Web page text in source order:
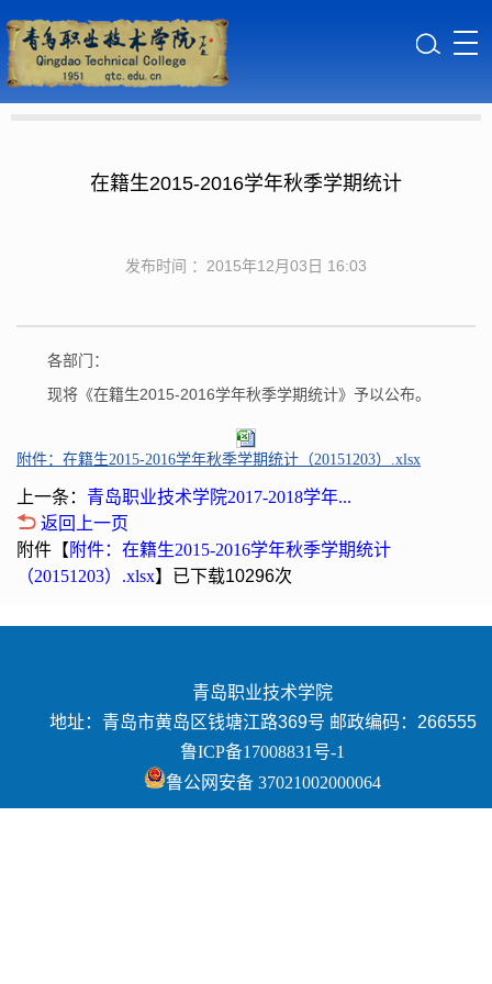
在籍生2015-2016学年秋季学期统计
发布时间 ：2015年12月03日 16:03
各部门：
现将《在籍生2015-2016学年秋季学期统计》予以公布。
附件：在籍生2015-2016学年秋季学期统计（20151203）.xlsx
上一条： 青岛职业技术学院2017-2018学年...
返回上一页
附件【 附件：在籍生2015-2016学年秋季学期统计
（20151203）.xlsx】已下载10296次
青岛职业技术学院
地址：青岛市黄岛区钱塘江路369号 邮政编码：266555
鲁ICP备17008831号-1
鲁公网安备 37021002000064